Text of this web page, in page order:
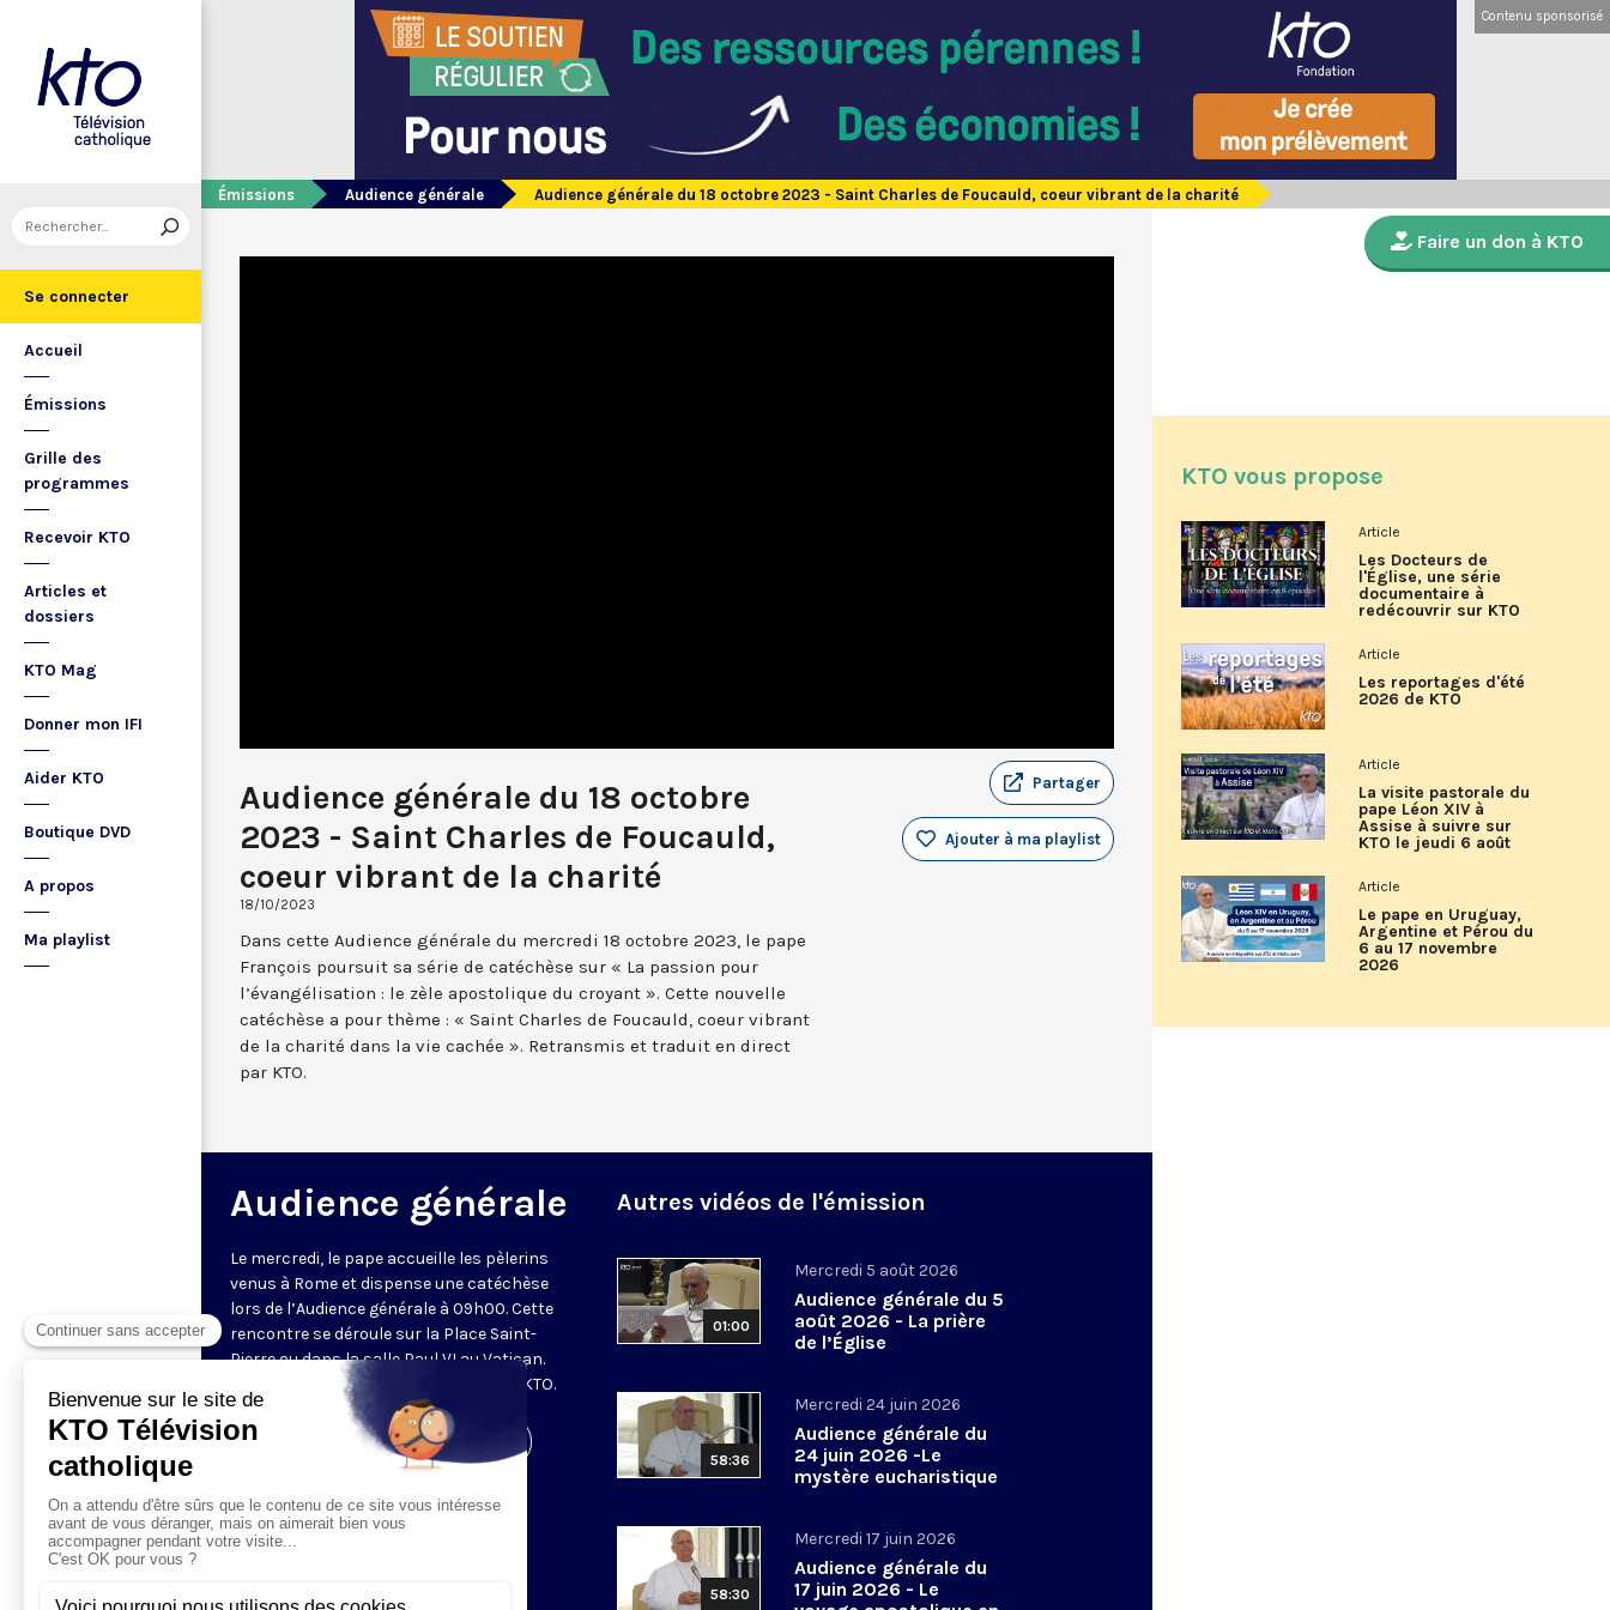
Se connecter
Accueil
Émissions
Grille des
programmes
Recevoir KTO
Articles et
dossiers
KTO Mag
Donner mon IFI
Aider KTO
Boutique DVD
A propos
Ma playlist
Contenu sponsorisé
Émissions Audience générale Audience générale du 18 octobre 2023 - Saint Charles de Foucauld, coeur vibrant de la charité
Audience générale du 18 octobre
2023 - Saint Charles de Foucauld,
coeur vibrant de la charité
18/10/2023
Partager
Ajouter à ma playlist
Dans cette Audience générale du mercredi 18 octobre 2023, le pape
François poursuit sa série de catéchèse sur « La passion pour
l’évangélisation : le zèle apostolique du croyant ». Cette nouvelle
catéchèse a pour thème : « Saint Charles de Foucauld, coeur vibrant
de la charité dans la vie cachée ». Retransmis et traduit en direct
par KTO.
Audience générale
Le mercredi, le pape accueille les pèlerins
venus à Rome et dispense une catéchèse
lors de l’Audience générale à 09h00. Cette
rencontre se déroule sur la Place Saint-
Pierre ou dans la salle Paul VI au Vatican.
Retransmise et traduite en direct par KTO.
Visiter la page de l'émission
Autres vidéos de l'émission
01:00
Mercredi 5 août 2026
Audience générale du 5
août 2026 - La prière
de l’Église
58:36
Mercredi 24 juin 2026
Audience générale du
24 juin 2026 -Le
mystère eucharistique
58:30
Mercredi 17 juin 2026
Audience générale du
17 juin 2026 - Le
Faire un don à KTO
KTO vous propose
Article
Les Docteurs de
l'Église, une série
documentaire à
redécouvrir sur KTO
Article
Les reportages d'été
2026 de KTO
Article
La visite pastorale du
pape Léon XIV à
Assise à suivre sur
KTO le jeudi 6 août
Article
Le pape en Uruguay,
Argentine et Pérou du
6 au 17 novembre
2026